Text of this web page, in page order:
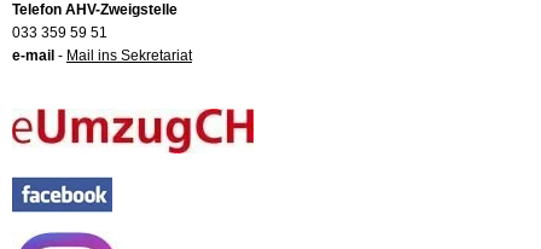
Telefon AHV-Zweigstelle
033 359 59 51
e-mail - Mail ins Sekretariat